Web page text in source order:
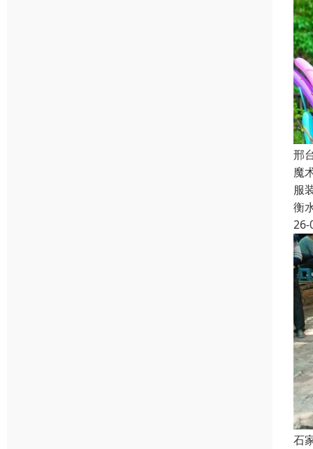
邢
魔
服
衡
26-
石